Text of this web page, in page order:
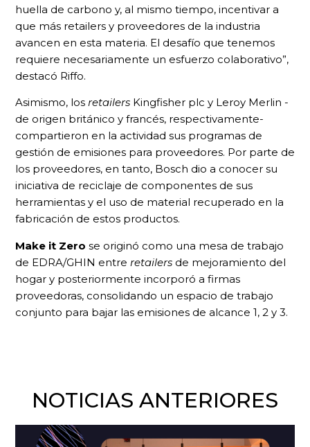
huella de carbono y, al mismo tiempo, incentivar a
que más retailers y proveedores de la industria
avancen en esta materia. El desafío que tenemos
requiere necesariamente un esfuerzo colaborativo”,
destacó Riffo.
Asimismo, los retailers Kingfisher plc y Leroy Merlin -
de origen británico y francés, respectivamente-
compartieron en la actividad sus programas de
gestión de emisiones para proveedores. Por parte de
los proveedores, en tanto, Bosch dio a conocer su
iniciativa de reciclaje de componentes de sus
herramientas y el uso de material recuperado en la
fabricación de estos productos.
Make it Zero se originó como una mesa de trabajo
de EDRA/GHIN entre retailers de mejoramiento del
hogar y posteriormente incorporó a firmas
proveedoras, consolidando un espacio de trabajo
conjunto para bajar las emisiones de alcance 1, 2 y 3.
NOTICIAS ANTERIORES